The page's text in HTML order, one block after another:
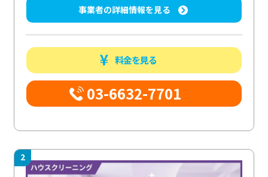
事業者の詳細情報を見る
料金を見る
03-6632-7701
2